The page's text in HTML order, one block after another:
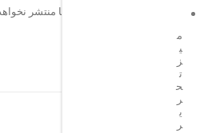
م
ی
ز
ت
ح
ر
ی
ر
نشانی ایمیل شما منتشر